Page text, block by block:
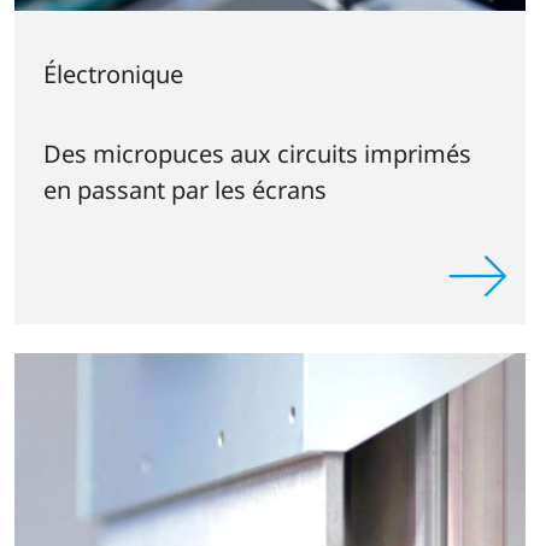
Électronique
Des micropuces aux circuits imprimés
en passant par les écrans